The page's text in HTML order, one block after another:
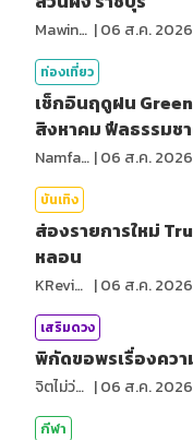
MawinMatravel |06 ส.ค. 2026
ท่องเที่ยว
เช็กอินฤดูฝน
สิงหาคม ฟีลธรรมช
NamfahPhupha |06 ส.ค. 2026
บันเทิง
ส่องรายการใหม่
หลอน
KReview |06 ส.ค. 2026
เสริมดวง
พิกัดขอพรเรื่องคว
จิตไม่ว่าง |06 ส.ค. 2026
กีฬา